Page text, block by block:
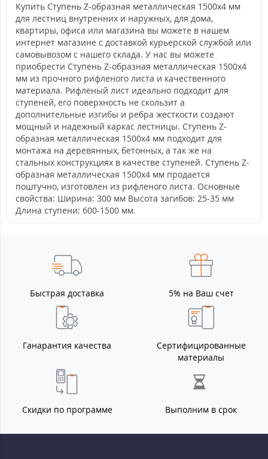
Купить Ступень Z-образная металлическая 1500x4 мм
для лестниц внутренних и наружных, для дома,
квартиры, офиса или магазина вы можете в нашем
интернет магазине с доставкой курьерской службой или
самовывозом с нашего склада. У нас вы можете
приобрести Ступень Z-образная металлическая 1500x4
мм из прочного рифленого листа и качественного
материала. Рифленый лист идеально подходит для
ступеней, его поверхность не скользит а
дополнительные изгибы и ребра жесткости создают
мощный и надежный каркас лестницы. Ступень Z-
образная металлическая 1500x4 мм подходит для
монтажа на деревянных, бетонных, а так же на
стальных конструкциях в качестве ступеней. Ступень Z-
образная металлическая 1500x4 мм продается
поштучно, изготовлен из рифленого листа. Основные
свойства: Ширина: 300 мм Высота загибов: 25-35 мм
Длина ступени: 600-1500 мм.
Быстрая доставка 5% на Ваш счет
Ганарантия качества
Сертифицированные
материалы
Скидки по программе Выполним в срок